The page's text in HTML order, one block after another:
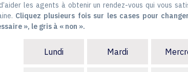
les agents à obtenir un rendez-vous qui vous
Cliquez plusieurs fois sur les cases pour
», le gris à « non ».
Lundi Mardi